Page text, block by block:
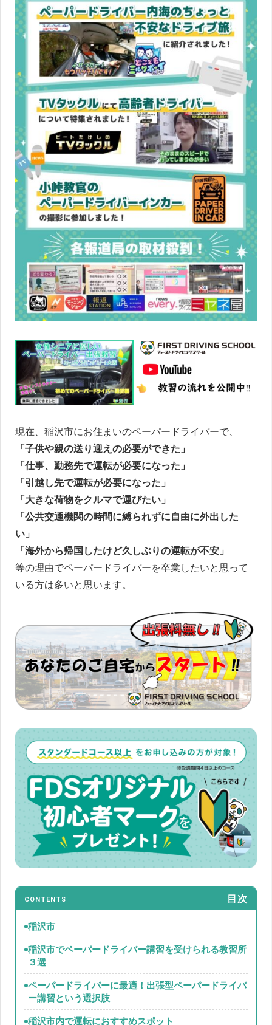
現在、稲沢市にお住まいのペーパードライバーで、
「子供や親の送り迎えの必要ができた」
「仕事、勤務先で運転が必要になった」
「引越し先で運転が必要になった」
「大きな荷物をクルマで運びたい」
「公共交通機関の時間に縛られずに自由に外出した
い」
「海外から帰国したけど久しぶりの運転が不安」
等の理由でペーパードライバーを卒業したいと思って
いる方は多いと思います。
CONTENTS 目次
稲沢市
稲沢市でペーパードライバー講習を受けられる教習所
３選
ペーパードライバーに最適！出張型ペーパードライバ
ー講習という選択肢
稲沢市内で運転におすすめスポット